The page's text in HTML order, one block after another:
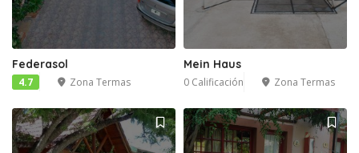
Federasol
4.7 Zona Termas
Mein Haus
0 Calificación Zona Termas